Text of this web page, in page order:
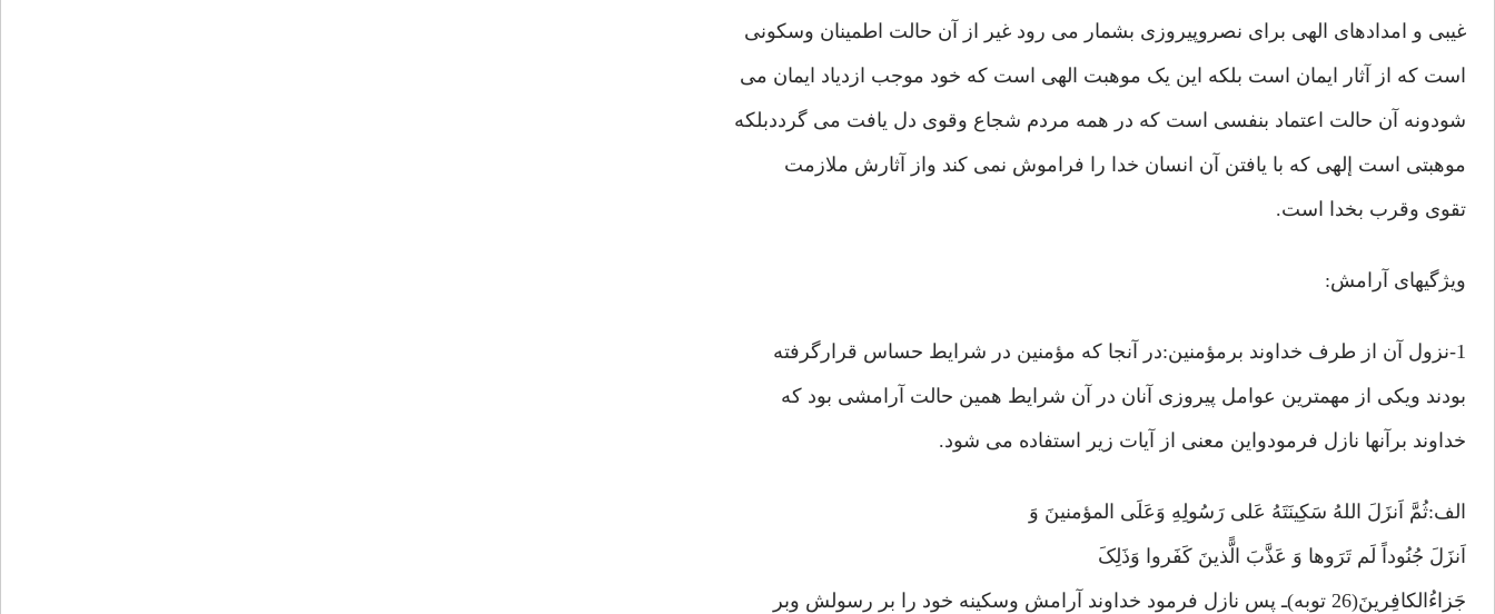
غیبی و امدادهای الهی برای نصروپیروزی بشمار می رود غیر از آن حالت اطمینان وسکونی
است که از آثار ایمان است بلکه این یک موهبت الهی است که خود موجب ازدیاد ایمان می
شودونه آن حالت اعتماد بنفسی است که در همه مردم شجاع وقوی دل یافت می گرددبلکه
موهبتی است إلهی که با یافتن آن انسان خدا را فراموش نمی کند واز آثارش ملازمت
تقوی وقرب بخدا است.
ویژگیهای آرامش:
1-نزول آن از طرف خداوند برمؤمنین:در آنجا که مؤمنین در شرایط حساس قرارگرفته
بودند ویکی از مهمترین عوامل پیروزی آنان در آن شرایط همین حالت آرامشی بود که
خداوند برآنها نازل فرمودواین معنی از آیات زیر استفاده می شود.
الف:ثُمَّ اَنزَلَ اللهُ سَکِینَتَهُ عَلی رَسُولِهِ وَعَلَی المؤمنینَ وَ
اَنزَلَ جُنُوداً لَم تَرَوها وَ عَذَّبَ الًّذینَ کَفَروا وَذَلِکَ
جَزاءُالکافِرینَ(26 توبه)ـ پس نازل فرمود خداوند آرامش وسکینه خود را بر رسولش وبر